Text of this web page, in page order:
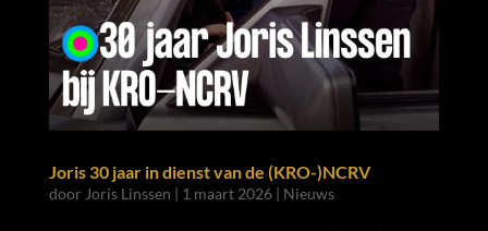
Joris 30 jaar in dienst van de (KRO-)NCRV
door Joris Linssen | 1 maart 2026| Nieuws